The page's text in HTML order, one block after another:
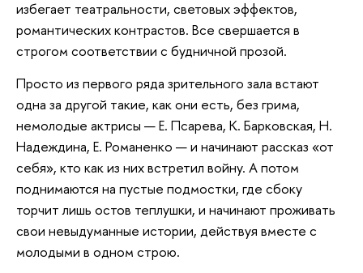
избегает театральности, световых эффектов,
романтических контрастов. Все свершается в
строгом соответствии с будничной прозой.
Просто из первого ряда зрительного зала встают
одна за другой такие, как они есть, без грима,
немолодые актрисы — Е. Псарева, К. Барковская, Н.
Надеждина, Е. Романенко — и начинают рассказ «от
себя», кто как из них встретил войну. А потом
поднимаются на пустые подмостки, где сбоку
торчит лишь остов теплушки, и начинают проживать
свои невыдуманные истории, действуя вместе с
молодыми в одном строю.